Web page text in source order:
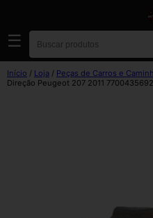
☰
Início / Loja / Peças de Carros e
Direção Peugeot 207 2011